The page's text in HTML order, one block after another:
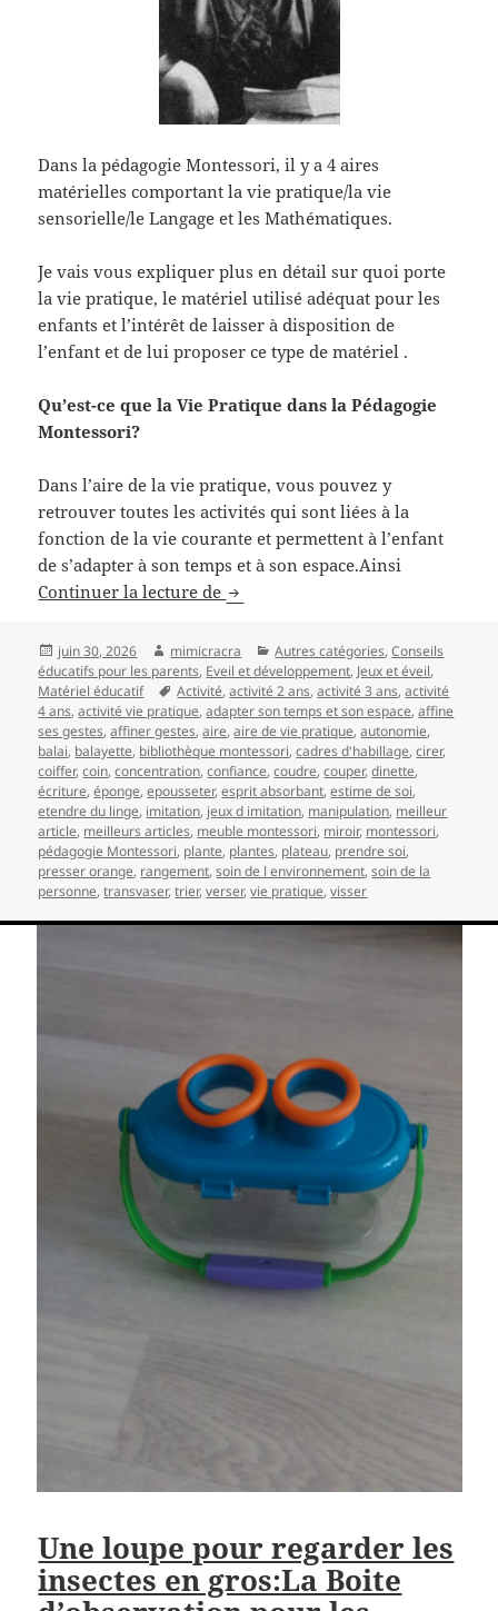
Dans la pédagogie Montessori, il y a 4 aires
matérielles comportant la vie pratique/la vie
sensorielle/le Langage et les Mathématiques.
Je vais vous expliquer plus en détail sur quoi porte
la vie pratique, le matériel utilisé adéquat pour les
enfants et l’intérêt de laisser à disposition de
l’enfant et de lui proposer ce type de matériel .
Qu’est-ce que la Vie Pratique dans la Pédagogie
Montessori?
Dans l’aire de la vie pratique, vous pouvez y
retrouver toutes les activités qui sont liées à la
fonction de la vie courante et permettent à l’enfant
de s’adapter à son temps et à son espace.Ainsi
Continuer la lecture de La Vie Pratique dans la
Publié
le
juin 30, 2026 Auteur
mimicracra Catégories
Autres catégories,Conseils
éducatifs pour les parents, Eveil et développement, Jeux et éveil,
Matériel éducatif
Mots-
clés
Activité,activité 2 ans,activité 3 ans,activité
4 ans,activité vie pratique,adapter son temps et son espace,affine
ses gestes,affiner gestes,aire,aire de vie pratique,autonomie,
balai, balayette, bibliothèque montessori,cadres d'habillage,cirer,
coiffer,coin,concentration,confiance,coudre,couper,dinette,
écriture,éponge,epousseter,esprit absorbant,estime de soi,
etendre du linge, imitation, jeux d imitation, manipulation, meilleur
article, meilleurs articles, meuble montessori, miroir, montessori,
pédagogie Montessori, plante, plantes, plateau, prendre soi,
presser orange, rangement,soin de l environnement,soin de la
personne,transvaser,trier,verser,vie pratique,visser
Une loupe pour regarder les
insectes en gros:La Boite